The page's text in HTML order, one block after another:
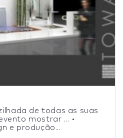
de todas as suas
mostrar ... •
e produção...